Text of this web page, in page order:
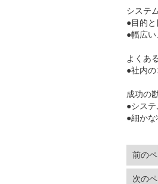
システ
●目的
●幅広
よくあ
●社内
成功の
●シス
●細か
前の
次の